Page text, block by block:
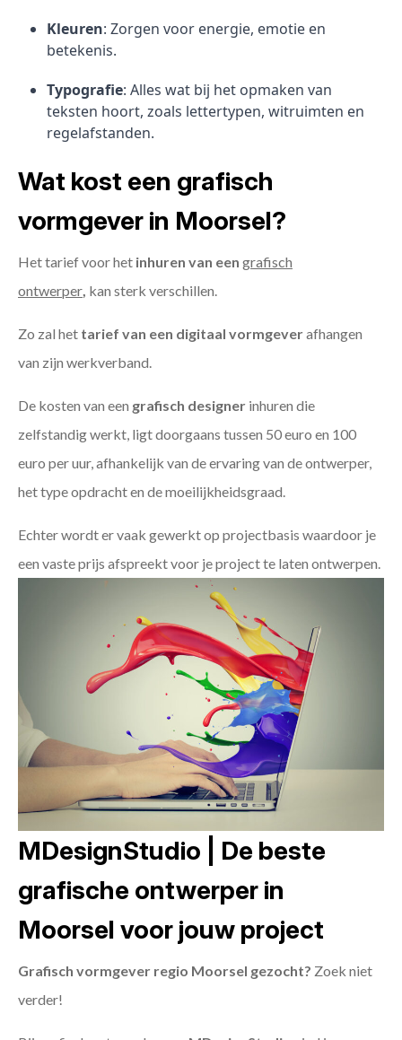
Kleuren: Zorgen voor energie, emotie en
betekenis.
Typografie: Alles wat bij het opmaken van
teksten hoort, zoals lettertypen, witruimten en
regelafstanden.
Wat kost een grafisch
vormgever in Moorsel?
Het tarief voor het inhuren van een grafisch
ontwerper kan sterk verschillen.
Zo zal het tarief van een digitaal vormgeverafhangen
van zijn werkverband.
De kosten van een grafisch designer inhuren die
zelfstandig werkt, ligt doorgaans tussen 50 euro en 100
euro per uur, afhankelijk van de ervaring van de ontwerper,
het type opdracht en de moeilijkheidsgraad.
Echter wordt er vaak gewerkt op projectbasis waardoor je
een vaste prijs afspreekt voor je project te laten ontwerpen.
MDesignStudio | De beste
grafische ontwerper in
Moorsel voor jouw project
Grafisch vormgever regio Moorsel gezocht? Zoek niet
verder!